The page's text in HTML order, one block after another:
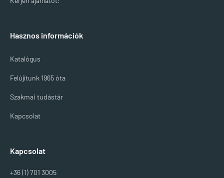
Hasznos információk
Katalógus
Felújítunk 1965 óta
Szakmai tudástár
Kapcsolat
Kapcsolat
+36 (1) 701 3005